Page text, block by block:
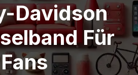
Davidson
Für
Fans